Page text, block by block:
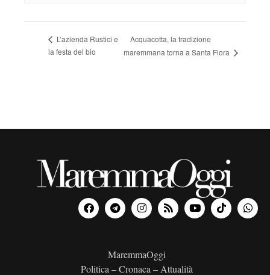
L’azienda Rustici e
la festa del bio
Acquacotta, la tradizione
maremmana torna a Santa Fiora
MaremmaOggi
Politica – Cronaca – Attualità